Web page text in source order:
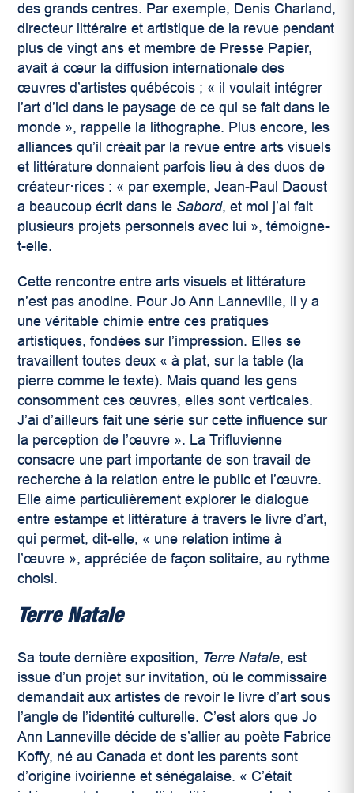
des grands centres. Par exemple, Denis Charland,
directeur littéraire et artistique de la revue pendant
plus de vingt ans et membre de Presse Papier,
avait à cœur la diffusion internationale des
œuvres d’artistes québécois ; « il voulait intégrer
l’art d’ici dans le paysage de ce qui se fait dans le
monde », rappelle la lithographe. Plus encore, les
alliances qu’il créait par la revue entre arts visuels
et littérature donnaient parfois lieu à des duos de
créateur·rices : « par exemple, Jean-Paul Daoust
a beaucoup écrit dans le Sabord, et moi j’ai fait
plusieurs projets personnels avec lui », témoigne-
t-elle.
Cette rencontre entre arts visuels et littérature
n’est pas anodine. Pour Jo Ann Lanneville, il y a
une véritable chimie entre ces pratiques
artistiques, fondées sur l’impression. Elles se
travaillent toutes deux « à plat, sur la table (la
pierre comme le texte). Mais quand les gens
consomment ces œuvres, elles sont verticales.
J’ai d’ailleurs fait une série sur cette influence sur
la perception de l’œuvre ». La Trifluvienne
consacre une part importante de son travail de
recherche à la relation entre le public et l’œuvre.
Elle aime particulièrement explorer le dialogue
entre estampe et littérature à travers le livre d’art,
qui permet, dit-elle, « une relation intime à
l’œuvre », appréciée de façon solitaire, au rythme
choisi.
Terre Natale
Sa toute dernière exposition, Terre Natale, est
issue d’un projet sur invitation, où le commissaire
demandait aux artistes de revoir le livre d’art sous
l’angle de l’identité culturelle. C’est alors que Jo
Ann Lanneville décide de s’allier au poète Fabrice
Koffy, né au Canada et dont les parents sont
d’origine ivoirienne et sénégalaise. « C’était